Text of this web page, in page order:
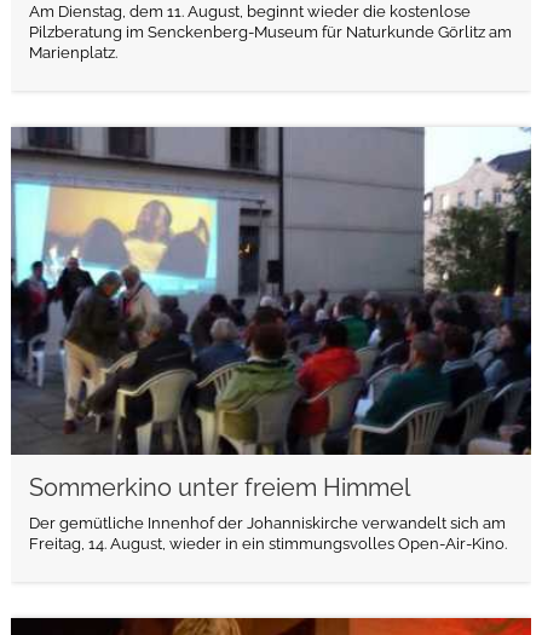
Am Dienstag, dem 11. August, beginnt wieder die kostenlose
Pilzberatung im Senckenberg-Museum für Naturkunde Görlitz am
Marienplatz.
Sommerkino unter freiem Himmel
Der gemütliche Innenhof der Johanniskirche verwandelt sich am
Freitag, 14. August, wieder in ein stimmungsvolles Open-Air-Kino.
weiterlesen